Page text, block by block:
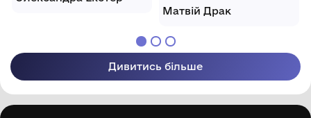
Матвій Драк
Дивитись більше